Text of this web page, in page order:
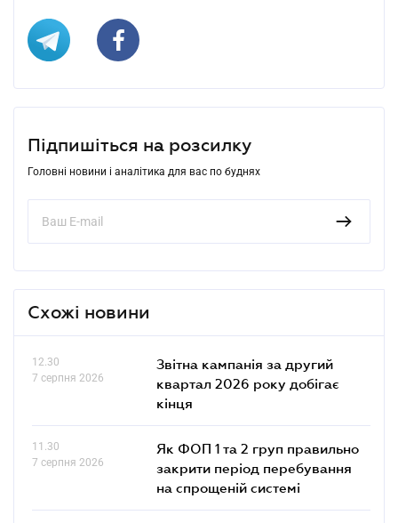
Підпишіться на розсилку
Головні новини і аналітика для вас по буднях
Схожі новини
12.30
7 серпня 2026
Звітна кампанія за другий
квартал 2026 року добігає
кінця
11.30
7 серпня 2026
Як ФОП 1 та 2 груп правильно
закрити період перебування
на спрощеній системі